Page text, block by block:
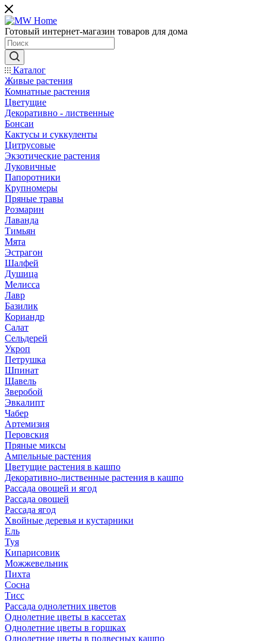
Готовый интернет-магазин товаров для дома
Каталог
Живые растения
Комнатные растения
Цветущие
Декоративно - лиственные
Бонсаи
Кактусы и суккуленты
Цитрусовые
Экзотические растения
Луковичные
Папоротники
Крупномеры
Пряные травы
Розмарин
Лаванда
Тимьян
Мята
Эстрагон
Шалфей
Душица
Мелисса
Лавр
Базилик
Кориандр
Салат
Сельдерей
Укроп
Петрушка
Шпинат
Щавель
Зверобой
Эвкалипт
Чабер
Артемизия
Перовския
Пряные миксы
Ампельные растения
Цветущие растения в кашпо
Декоративно-лиственные растения в кашпо
Рассада овощей и ягод
Рассада овощей
Рассада ягод
Хвойные деревья и кустарники
Ель
Туя
Кипарисовик
Можжевельник
Пихта
Сосна
Тисc
Рассада однолетних цветов
Однолетние цветы в кассетах
Однолетние цветы в горшках
Однолетние цветы в подвесных кашпо